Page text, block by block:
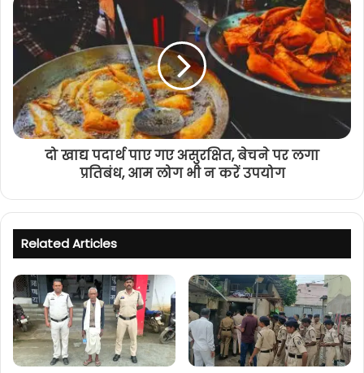
दो खाद्य पदार्थ पाए गए असुरक्षित, बेचने पर लगा
प्रतिबंध, आम लोग भी न करें उपयोग
Related Articles